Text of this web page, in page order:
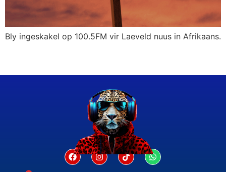
Bly ingeskakel op 100.5FM vir Laeveld nuus in Afrikaans.